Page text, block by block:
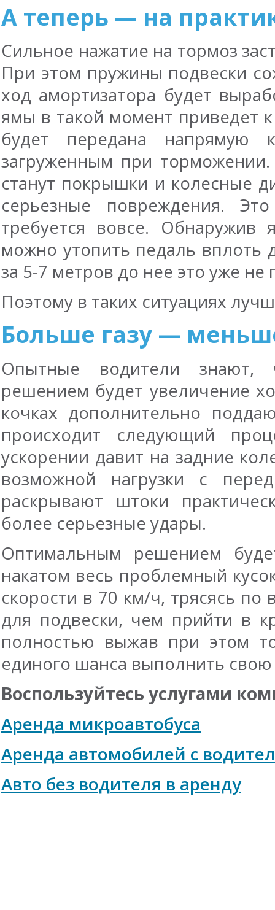
А теперь — на
Сильное нажатие на тормоз
При этом пружины подвески
ход амортизатора будет
ямы в такой момент приведет
будет передана
загруженным при
станут покрышки и колесные
серьезные повреждения.
требуется вовсе. Обнаружив
можно утопить педаль вплоть
за 5-7 метров до нее это уже не
Поэтому в таких ситуациях
Больше газу —
Опытные водители знают,
решением будет увеличение
кочках дополнительно
происходит следующий
ускорении давит на задние
возможной нагрузки с
раскрывают штоки
более серьезные удары.
Оптимальным решением
накатом весь проблемный
скорости в 70 км/ч, трясясь по
для подвески, чем прийти в
полностью выжав при этом
единого шанса выполнить свою
Воспользуйтесь услугами
Аренда микроавтобуса
Аренда автомобилей с
Авто без водителя в аренду